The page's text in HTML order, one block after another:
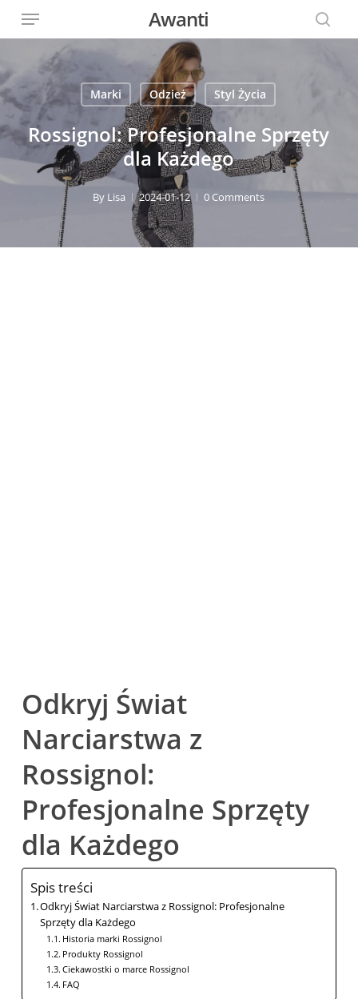
content
Awanti
Menu
Marki Odzież Styl Życia
Rossignol: Profesjonalne Sprzęty
dla Każdego
By Lisa 2024-01-12 0 Comments
Odkryj Świat
Narciarstwa z
Rossignol:
Profesjonalne Sprzęty
dla Każdego
Spis treści
Odkryj Świat Narciarstwa z Rossignol: Profesjonalne
Sprzęty dla Każdego
Historia marki Rossignol
Produkty Rossignol
Ciekawostki o marce Rossignol
FAQ